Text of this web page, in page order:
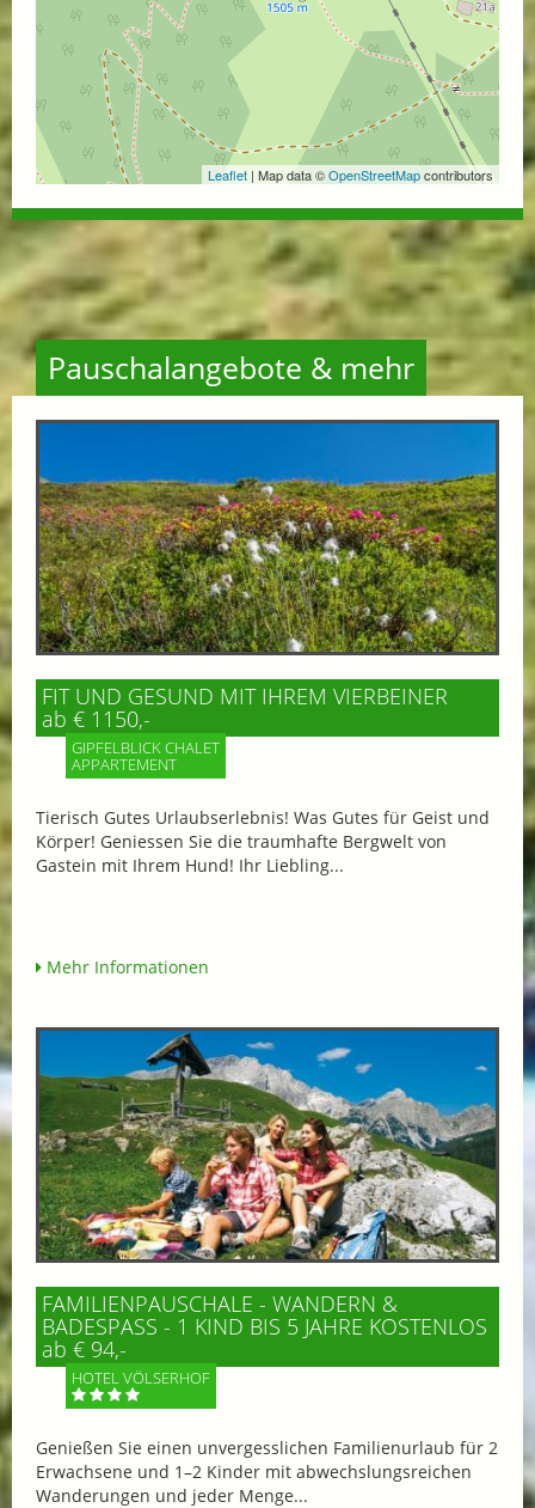
Leaflet | Map data ©OpenStreetMapcontributors
Pauschalangebote & mehr
FIT UND GESUND MIT IHREM VIERBEINER
ab € 1150,-
GIPFELBLICK CHALET
APPARTEMENT
Tierisch Gutes Urlaubserlebnis! Was Gutes für Geist und
Körper! Geniessen Sie die traumhafte Bergwelt von
Gastein mit Ihrem Hund! Ihr Liebling...
Mehr Informationen
FAMILIENPAUSCHALE - WANDERN &
BADESPASS - 1 KIND BIS 5 JAHRE KOSTENLOS
ab € 94,-
HOTEL VÖLSERHOF
Genießen Sie einen unvergesslichen Familienurlaub für 2
Erwachsene und 1–2 Kinder mit abwechslungsreichen
Wanderungen und jeder Menge...